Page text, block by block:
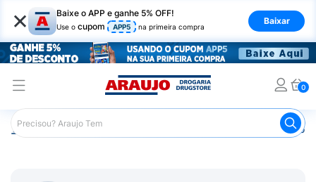
× Baixe o APP e ganhe 5% OFF!
Use o cupom APP5 na primeira compra
Baixar
0
Araujo Medicamentos Remédio para Sistema Nervoso